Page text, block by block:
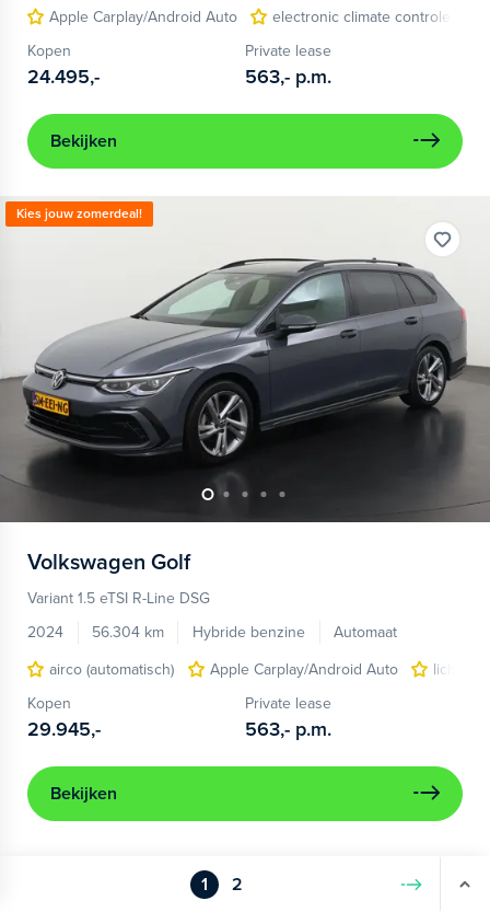
Apple Carplay/Android Auto
electronic climate controle
Kopen
24.495,-
Private lease
563,- p.m.
Bekijken
Kies jouw zomerdeal!
Volkswagen Golf
Variant 1.5 eTSI R-Line DSG
2024
56.304 km Hybride benzine
Automaat
airco (automatisch)
Apple Carplay/Android Auto
Kopen
29.945,-
Private lease
563,- p.m.
Bekijken
1 2 Volgende